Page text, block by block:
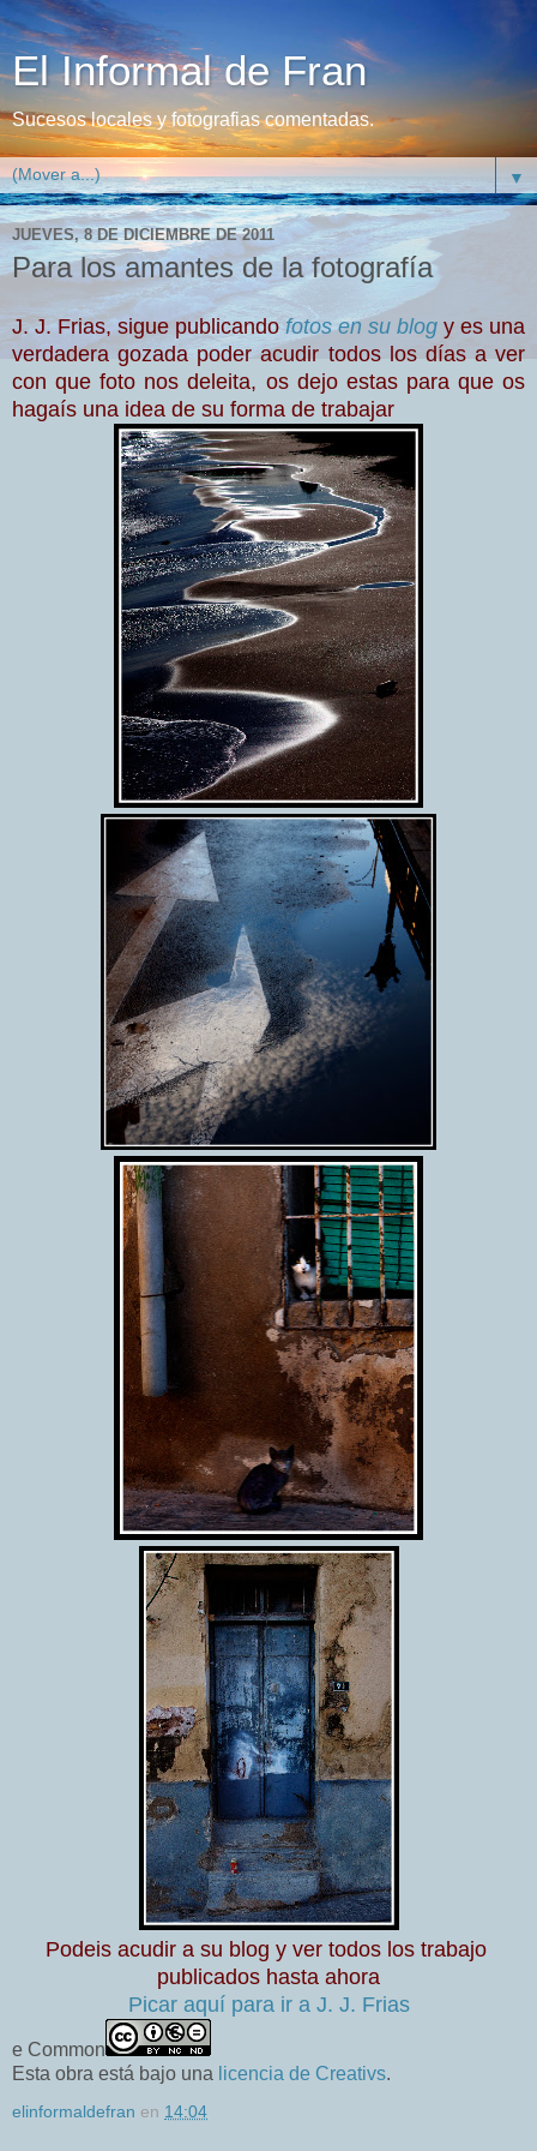
El Informal de Fran
Sucesos locales y fotografias comentadas.
▼
JUEVES, 8 DE DICIEMBRE DE 2011
Para los amantes de la fotografía
J. J. Frias, sigue publicandofotos en su blog y es una
verdadera gozada poder acudir todos los días a ver
con que foto nos deleita, os dejo estas para que os
hagaís una idea de su forma de trabajar
Podeis acudir a su blog y ver todos los trabajo
publicados hasta ahora
Picar aquí para ir a J. J. Frias
e Common
Esta obra está bajo una licencia de Creativs.
elinformaldefran en 14:04